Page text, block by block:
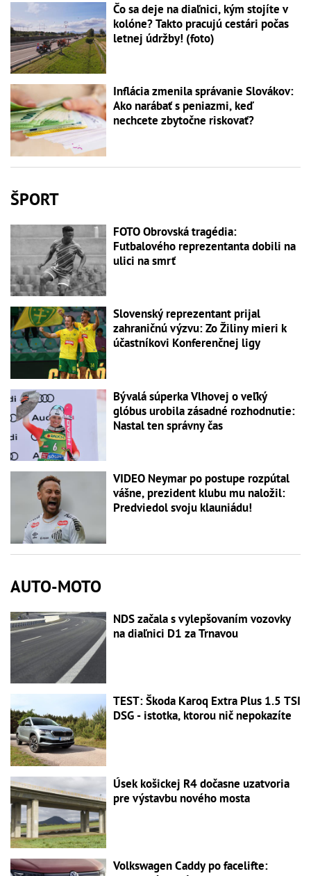
Čo sa deje na diaľnici, kým stojíte v
kolóne? Takto pracujú cestári počas
letnej údržby! (foto)
Inflácia zmenila správanie Slovákov:
Ako narábať s peniazmi, keď
nechcete zbytočne riskovať?
ŠPORT
FOTO Obrovská tragédia:
Futbalového reprezentanta dobili na
ulici na smrť
Slovenský reprezentant prijal
zahraničnú výzvu: Zo Žiliny mieri k
účastníkovi Konferenčnej ligy
Bývalá súperka Vlhovej o veľký
glóbus urobila zásadné rozhodnutie:
Nastal ten správny čas
VIDEO Neymar po postupe rozpútal
vášne, prezident klubu mu naložil:
Predviedol svoju klauniádu!
AUTO-MOTO
NDS začala s vylepšovaním vozovky
na diaľnici D1 za Trnavou
TEST: Škoda Karoq Extra Plus 1.5 TSI
DSG - istotka, ktorou nič nepokazíte
Úsek košickej R4 dočasne uzatvoria
pre výstavbu nového mosta
Volkswagen Caddy po facelifte: